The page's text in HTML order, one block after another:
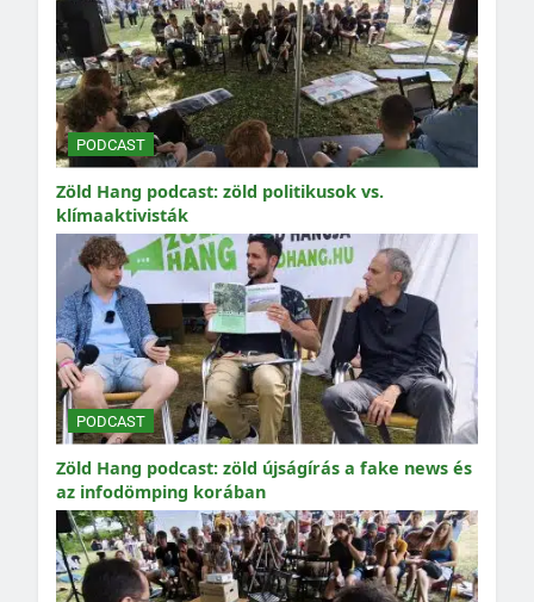
PODCAST
Zöld Hang podcast: zöld politikusok vs.
klímaaktivisták
PODCAST
Zöld Hang podcast: zöld újságírás a fake news és
az infodömping korában